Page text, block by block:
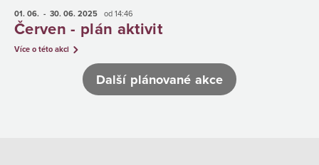
01. 06. - 30. 06. 2025 od 14:46
Červen - plán aktivit
Více o této akci
Další plánované akce